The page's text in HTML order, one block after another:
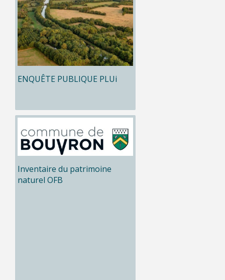
ENQUÊTE PUBLIQUE PLUi
Inventaire du patrimoine
naturel OFB